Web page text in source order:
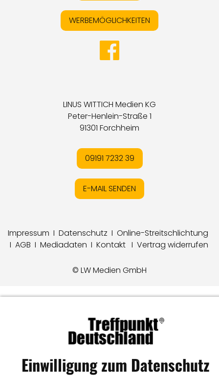
WERBEMÖGLICHKEITEN
LINUS WITTICH Medien KG
Peter-Henlein-Straße 1
91301 Forchheim
09191 7232 39
E-MAIL SENDEN
Impressum I Datenschutz I Online-Streitschlichtung
I AGB I Mediadaten I Kontakt I Vertrag widerrufen
© LW Medien GmbH
Einwilligung zum Datenschutz